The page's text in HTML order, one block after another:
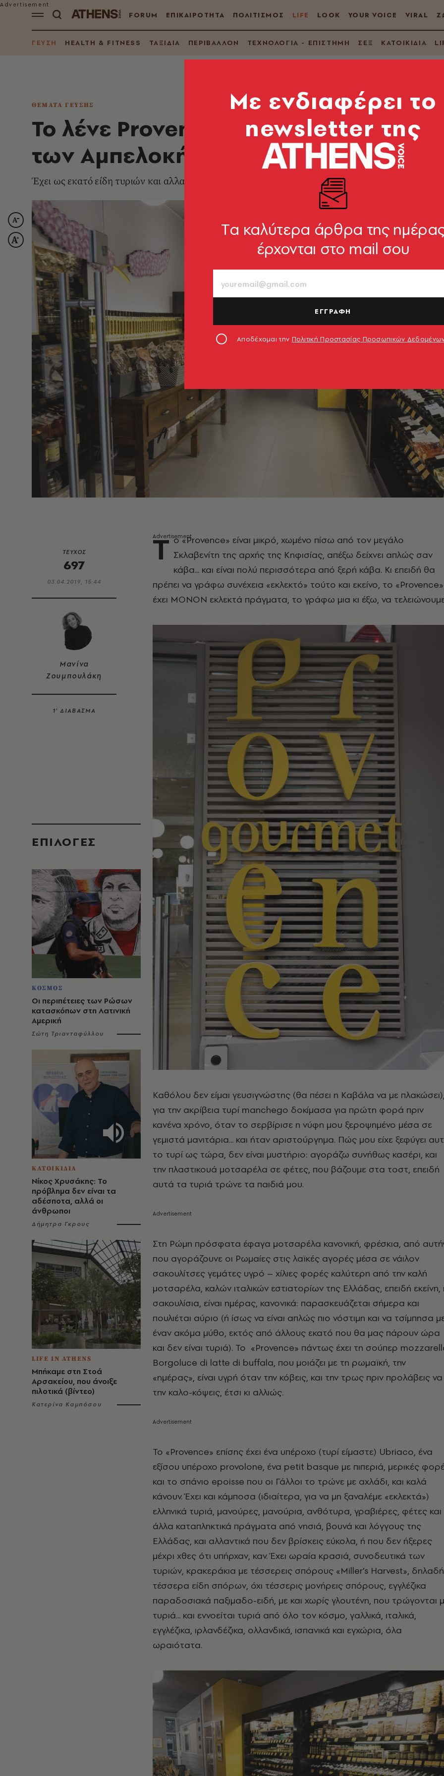
FORUM ΕΠΙΚΑΙΡΟΤΗΤΑ ΠΟΛΙΤΙΣΜΟΣ LIFE LOOK YOUR VOICE VIRAL
ΓΕΥΣΗ HEALTH & FITNESS ΤΑΞΙΔΙΑ ΠΕΡΙΒΑΛΛΟΝ ΤΕΧΝΟΛΟΓΙΑ - ΕΠΙΣΤΗΜΗ ΣΕΞ ΚΑΤΟΙΚΙΔΙΑ
ΘΕΜΑΤΑ ΓΕΥΣΗΣ
Το λένε Provence και είναι το
των Αμπελοκήπων
Έχει ως εκατό είδη τυριών και αλλαντικών, μαζί με εκλεκτά κρασιά και επίσης εκλεκτά
ΤΕΥΧΟΣ
697
03.04.2019, 15:44
Μανίνα
Ζουμπουλάκη
1’ ΔΙΑΒΑΣΜΑ
EΠΙΛΟΓΈΣ
ΚΟΣΜΟΣ
Οι περιπέτειες των Ρώσων
κατασκόπων στη Λατινική
Αμερική
Σώτη Τριανταφύλλου
ΚΑΤΟΙΚΙΔΙΑ
Νίκος Χρυσάκης: Το
πρόβλημα δεν είναι τα
αδέσποτα, αλλά οι
άνθρωποι
Δήμητρα Γκρους
LIFE IN ATHENS
Μπήκαμε στη Στοά
Αρσακείου, που άνοιξε
πιλοτικά (βίντεο)
Κατερίνα Καμπόσου
Τ ο «Provence» είναι μικρό, χωμένο πίσω από τον μεγάλο
Σκλαβενίτη της αρχής της Κηφισίας, απέξω δείχνει απλώς σαν
κάβα... και είναι πολύ περισσότερα από ξερή κάβα. Κι επειδή θα
πρέπει να γράφω συνέχεια «εκλεκτό» τούτο και εκείνο, το «Provence»
έχει ΜΟΝΟΝ εκλεκτά πράγματα, το γράφω μια κι έξω, να
Καθόλου δεν είμαι γευσιγνώστης (θα πέσει η Καβάλα να με
για την ακρίβεια τυρί manchego δοκίμασα για πρώτη φορά πριν
κανένα χρόνο, όταν το σερβίρισε η νύφη μου ξεροψημένο μέσα σε
γεμιστά μανιτάρια... και ήταν αριστούργημα. Πώς μου είχε ξεφύγει
το τυρί ως τώρα, δεν είναι μυστήριο: αγοράζω συνήθως κασέρι, και
την πλαστικουά μοτσαρέλα σε φέτες, που βάζουμε στα τοστ, επειδή
αυτά τα τυριά τρώνε τα παιδιά μου.
Στη Ρώμη πρόσφατα έφαγα μοτσαρέλα κανονική, φρέσκια, από
που αγοράζουνε οι Ρωμαίες στις λαϊκές αγορές μέσα σε νάιλον
σακουλίτσες γεμάτες υγρό – χίλιες φορές καλύτερη από την καλή
μοτσαρέλα, καλών ιταλικών εστιατορίων της Ελλάδας, επειδή εκείνη,
σακουλίσια, είναι ημέρας, κανονικά: παρασκευάζεται σήμερα και
πουλιέται αύριο (ή ίσως να είναι απλώς πιο νόστιμη και να τσίμπησα
έναν ακόμα μύθο, εκτός από άλλους εκατό που θα μας πάρουν ώρα
και δεν είναι τυριά). To «Provence» πάντως έχει τη σούπερ
Borgoluce di latte di buffala, που μοιάζει με τη ρωμαϊκή, την
«ημέρας», είναι υγρή όταν την κόβεις, και την τρως πριν προλάβεις να
την καλο-κόψεις, έτσι κι αλλιώς.
Το «Provence» επίσης έχει ένα υπέροχο (τυρί είμαστε) Ubriaco, ένα
εξίσου υπέροχο provolone, ένα petit basque με πιπεριά, μερικές
και το σπάνιο epoisse που οι Γάλλοι το τρώνε με αχλάδι, και καλά
κάνουν. Έχει και κάμποσα (ιδιαίτερα, για να μη ξαναλέμε «εκλεκτά»)
ελληνικά τυριά, μανούρες, μανούρια, ανθότυρα, γραβιέρες, φέτες και
άλλα καταπληκτικά πράγματα από νησιά, βουνά και λόγγους της
Ελλάδας, και αλλαντικά που δεν βρίσκεις εύκολα, ή που δεν ήξερες
μέχρι χθες ότι υπήρχαν, καν. Έχει ωραία κρασιά, συνοδευτικά των
τυριών, κρακεράκια με τέσσερεις σπόρους «Miller’s Harvest», δηλαδή
τέσσερα είδη σπόρων, όχι τέσσερις μονήρεις σπόρους, εγγλέζικα
παραδοσιακά παξιμαδο-ειδή, με και χωρίς γλουτένη, που τρώγονται
τυριά... και εννοείται τυριά από όλο τον κόσμο, γαλλικά, ιταλικά,
εγγλέζικα, ιρλανδέζικα, ολλανδικά, ισπανικά και εγχώρια, όλα
ωραιότατα.
Mε ενδιαφέρει το
newsletter της
Tα καλύτερα άρθρα της
έρχονται στο mail σου
ΕΓΓΡΑΦΗ
Αποδέχομαι την Πολιτική Προστασίας Προσωπικών